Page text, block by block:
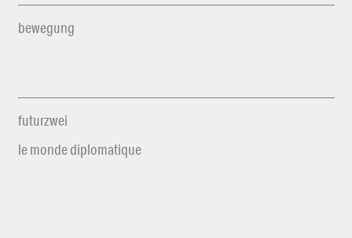
bewegung
futurzwei
le monde diplomatique